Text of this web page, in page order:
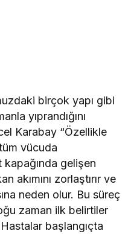
birçok yapı gibi
yıprandığını
Karabay “Özellikle
vücuda
kapağında gelişen
akımını zorlaştırır ve
neden olur. Bu süreç
zaman ilk belirtiler
başlangıçta